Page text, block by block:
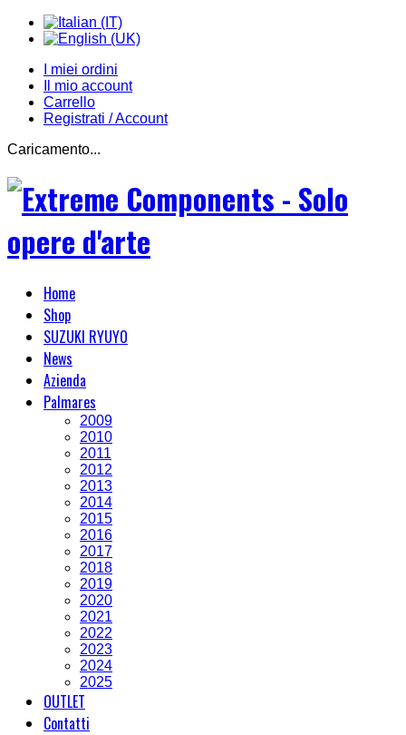
I miei ordini
Il mio account
Carrello
Registrati / Account
Caricamento...
Home
Shop
SUZUKI RYUYO
News
Azienda
Palmares
2009
2010
2011
2012
2013
2014
2015
2016
2017
2018
2019
2020
2021
2022
2023
2024
2025
OUTLET
Contatti